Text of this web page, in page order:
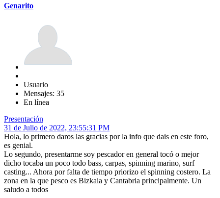
Genarito
Usuario
Mensajes: 35
En línea
Presentación
31 de Julio de 2022, 23:55:31 PM
Hola, lo primero daros las gracias por la info que dais en este foro,
es genial.
Lo segundo, presentarme soy pescador en general tocó o mejor
dicho tocaba un poco todo bass, carpas, spinning marino, surf
casting... Ahora por falta de tiempo priorizo el spinning costero. La
zona en la que pesco es Bizkaia y Cantabria principalmente. Un
saludo a todos